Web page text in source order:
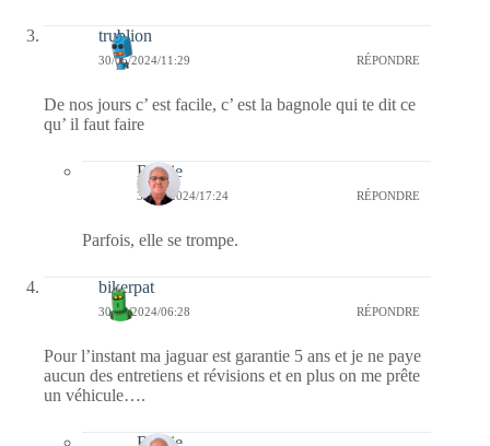
trublion
30/05/2024/11:29 RÉPONDRE
De nos jours c’ est facile, c’ est la bagnole qui te dit ce
qu’ il faut faire
Bernie
30/05/2024/17:24 RÉPONDRE
Parfois, elle se trompe.
bikerpat
30/05/2024/06:28 RÉPONDRE
Pour l’instant ma jaguar est garantie 5 ans et je ne paye
aucun des entretiens et révisions et en plus on me prête
un véhicule….
Bernie